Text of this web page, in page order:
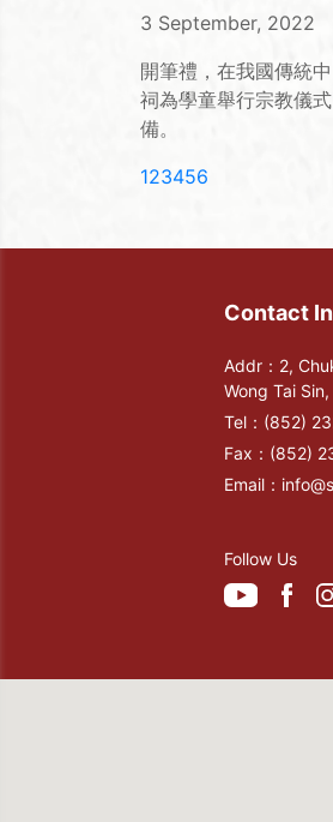
3 September, 2022
開筆禮，在我國傳統
祠為學童舉行宗教儀
備。
1(current)
23456
Contact
Addr：2,
Wong Tai
Tel： (852)
Fax： (852)
Email：
Follow Us